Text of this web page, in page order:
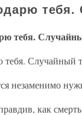
тебя.
тебя. Случайный
незаменимо
как